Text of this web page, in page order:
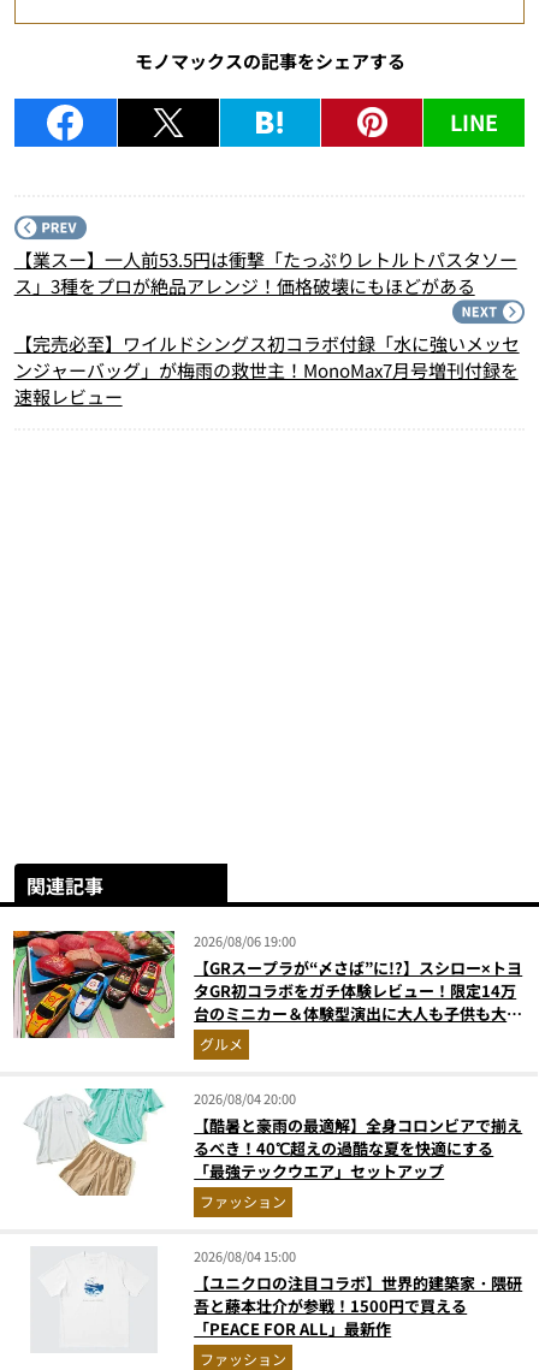
モノマックスの記事をシェアする
LINE
【業スー】一人前53.5円は衝撃「たっぷりレトルトパスタソー
ス」3種をプロが絶品アレンジ！価格破壊にもほどがある
【完売必至】ワイルドシングス初コラボ付録「水に強いメッセ
ンジャーバッグ」が梅雨の救世主！MonoMax7月号増刊付録を
速報レビュー
関連記事
2026/08/06 19:00
【GRスープラが“〆さば”に!?】スシロー×トヨ
タGR初コラボをガチ体験レビュー！限定14万
台のミニカー＆体験型演出に大人も子供も大興
奮間違いなし
グルメ
2026/08/04 20:00
【酷暑と豪雨の最適解】全身コロンビアで揃え
るべき！40℃超えの過酷な夏を快適にする
「最強テックウエア」セットアップ
ファッション
2026/08/04 15:00
【ユニクロの注目コラボ】世界的建築家・隈研
吾と藤本壮介が参戦！1500円で買える
「PEACE FOR ALL」最新作
ファッション